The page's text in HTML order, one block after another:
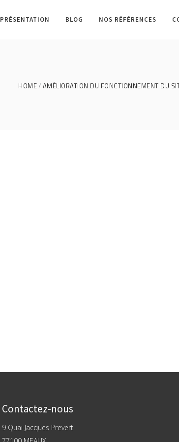
PRÉSENTATION BLOG NOS RÉFÉRENCES
HOME AMÉLIORATION DU FONCTIONNEMENT DU
Contactez-nous
9 Quai Jacques Prevert